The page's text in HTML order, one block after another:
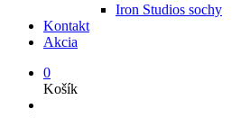
Iron Studios sochy
Kontakt
Akcia
0
Košík